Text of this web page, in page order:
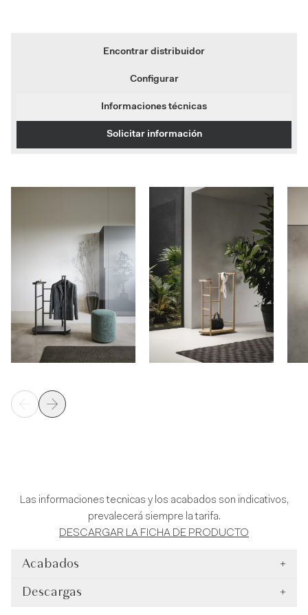
Encontrar distribuidor
Configurar
Informaciones técnicas
Solicitar información
Las informaciones tecnicas y los acabados son indicativos,
prevalecerá siempre la tarifa.
DESCARGAR LA FICHA DE PRODUCTO
Acabados +
Descargas +